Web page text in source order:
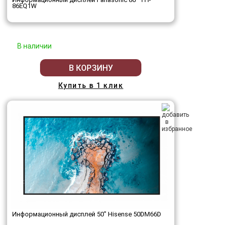
86EQ1W
В наличии
В КОРЗИНУ
Купить в 1 клик
Информационный дисплей 50" Hisense 50DM66D